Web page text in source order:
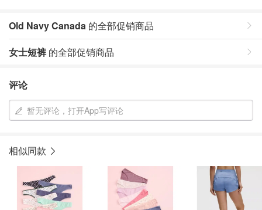
Old Navy Canada 的全部促销商品
女士短裤 的全部促销商品
评论
暂无评论，打开App写评论
相似同款